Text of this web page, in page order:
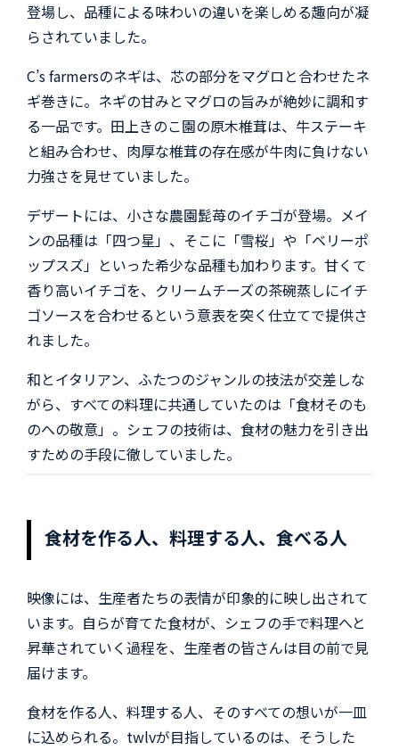
登場し、品種による味わいの違いを楽しめる趣向が凝
らされていました。
C’s farmersのネギは、芯の部分をマグロと合わせたネ
ギ巻きに。ネギの甘みとマグロの旨みが絶妙に調和す
る一品です。田上きのこ園の原木椎茸は、牛ステーキ
と組み合わせ、肉厚な椎茸の存在感が牛肉に負けない
力強さを見せていました。
デザートには、小さな農園髭苺のイチゴが登場。メイ
ンの品種は「四つ星」、そこに「雪桜」や「ベリーポ
ップスズ」といった希少な品種も加わります。甘くて
香り高いイチゴを、クリームチーズの茶碗蒸しにイチ
ゴソースを合わせるという意表を突く仕立てで提供さ
れました。
和とイタリアン、ふたつのジャンルの技法が交差しな
がら、すべての料理に共通していたのは「食材そのも
のへの敬意」。シェフの技術は、食材の魅力を引き出
すための手段に徹していました。
食材を作る人、料理する人、食べる人
映像には、生産者たちの表情が印象的に映し出されて
います。自らが育てた食材が、シェフの手で料理へと
昇華されていく過程を、生産者の皆さんは目の前で見
届けます。
食材を作る人、料理する人、そのすべての想いが一皿
に込められる。twlvが目指しているのは、そうした